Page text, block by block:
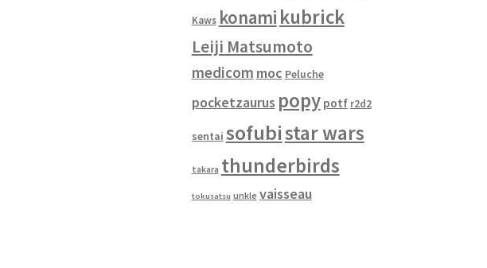
Kaws konami kubrick
Leiji Matsumoto
medicom moc Peluche
pocketzaurus popy potf r2d2
sentai sofubistar wars
takara thunderbirds
tokusatsu unkle vaisseau